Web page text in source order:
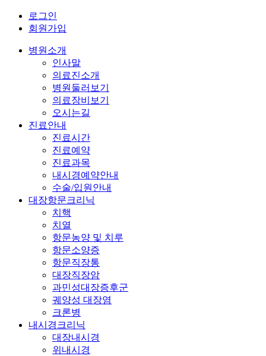
로그인
회원가입
병원소개
인사말
의료진소개
병원둘러보기
의료장비보기
오시는길
진료안내
진료시간
진료예약
진료과목
내시경예약안내
수술/입원안내
대장항문크리닉
치핵
치열
항문농양 및 치루
항문소양증
항문직장통
대장직장암
과민성대장증후군
궤양성 대장염
크론병
내시경크리닉
대장내시경
위내시경